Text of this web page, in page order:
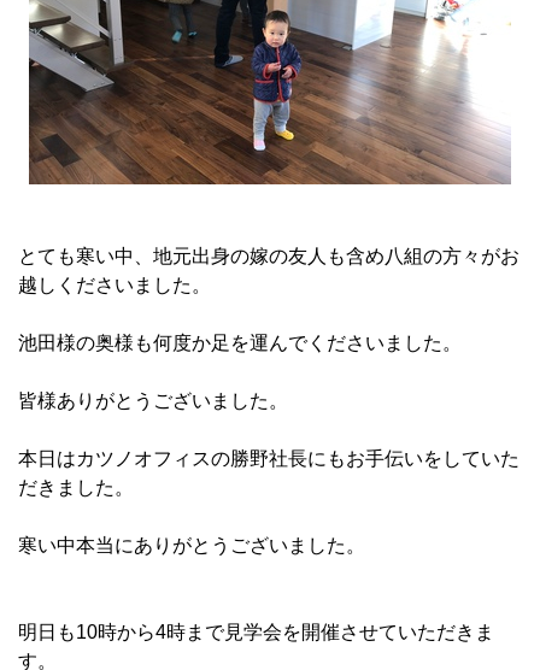
とても寒い中、地元出身の嫁の友人も含め八組の方々がお
越しくださいました。
池田様の奥様も何度か足を運んでくださいました。
皆様ありがとうございました。
本日はカツノオフィスの勝野社長にもお手伝いをしていた
だきました。
寒い中本当にありがとうございました。
明日も10時から4時まで見学会を開催させていただきま
す。